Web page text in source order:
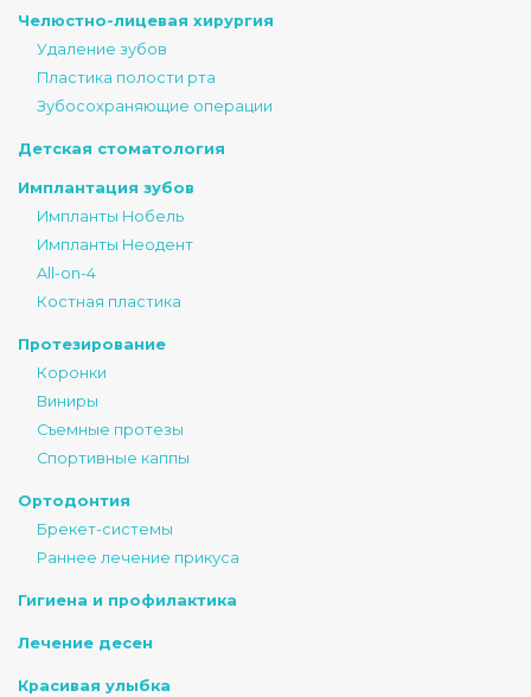
Челюстно-лицевая хирургия
Удаление зубов
Пластика полости рта
Зубосохраняющие операции
Детская стоматология
Имплантация зубов
Импланты Нобель
Импланты Неодент
All-on-4
Костная пластика
Протезирование
Коронки
Виниры
Съемные протезы
Спортивные каппы
Ортодонтия
Брекет-системы
Раннее лечение прикуса
Гигиена и профилактика
Лечение десен
Красивая улыбка